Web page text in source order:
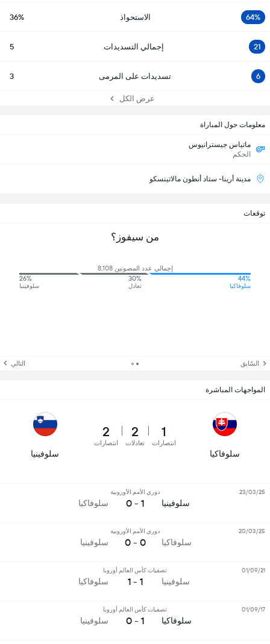
64% الاستحواذ 36%
21 إجمالي التسديدات 5
6 تسديدات على المرمى 3
عرض الكل
معلومات حول المباراة
ماتياس جيسترانيوس
الحكم
مدينة أرينا- ستاد أنطون مالاتينسكو
توقعات
من سيفوز؟
إجمالي عدد المصوتين 8,108
44%
سلوفاكيا
30%
تعادل
26%
سلوفينيا
السّابق التالي
المواجهات المباشرة
سلوفاكيا
1
انتصارات
2
تعادلات
2
انتصارات
سلوفينيا
سلوفينيا
دوري الأمم الأوروبية
1 - 0 سلوفاكيا
23/03/25
سلوفاكيا
دوري الأمم الأوروبية
0 - 0 سلوفينيا
20/03/25
سلوفينيا
تصفيات كأس العالم أوروبا
1 - 1 سلوفاكيا
01/09/21
سلوفاكيا
تصفيات كأس العالم أوروبا
1 - 0 سلوفينيا
01/09/17